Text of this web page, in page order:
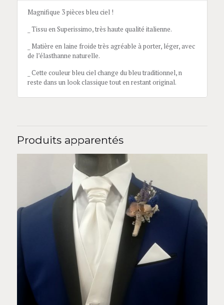
Magnifique 3 pièces bleu ciel !
_ Tissu en Superissimo, très haute qualité italienne.
_ Matière en laine froide très agréable à porter, léger, avec
de l’élasthanne naturelle.
_ Cette couleur bleu ciel change du bleu traditionnel, n
reste dans un look classique tout en restant original.
Produits apparentés